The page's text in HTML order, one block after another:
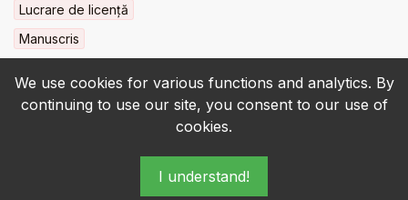
We use cookies for various functions and analytics. By
continuing to use our site, you consent to our use of
cookies.
I understand!
Lucrare de licență
Manuscris
© 2022-2026 • BCU „Carol I” - All rights reserved.